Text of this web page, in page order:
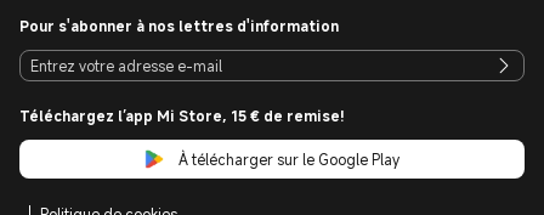
Pour s'abonner à nos lettres d'information
Téléchargez l’app Mi Store, 15 € de remise!
À télécharger sur le Google Play